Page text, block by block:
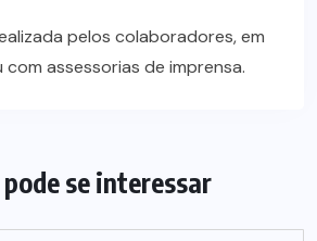
pelos colaboradores, em
assessorias de imprensa.
se interessar